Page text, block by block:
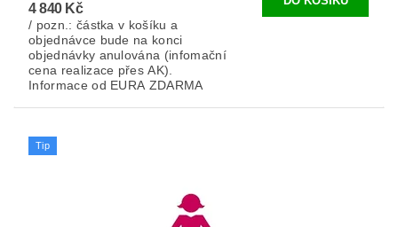
4 840 Kč
/ pozn.: částka v košíku a
objednávce bude na konci
objednávky anulována (infomační
cena realizace přes AK).
Informace od EURA ZDARMA
Tip